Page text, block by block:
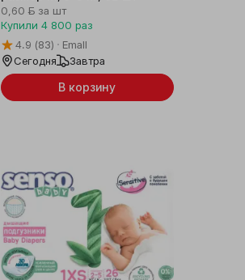
0,60 ƃза шт
Купили 4 800 раз
4.9 (83)
Emall
Сегодня
Завтра
В корзину